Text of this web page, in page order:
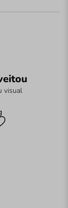
visual